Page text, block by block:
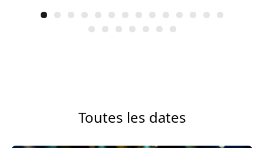
Toutes les dates